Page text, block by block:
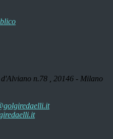
n.78 , 20146 - Milano